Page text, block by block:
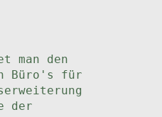
man den
Büro's für
der